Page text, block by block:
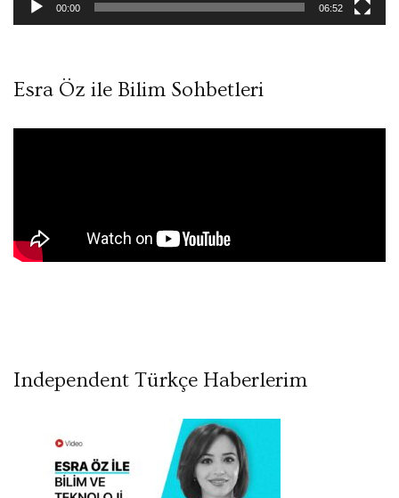
00:00 06:52
Esra Öz ile Bilim Sohbetleri
Independent Türkçe Haberlerim